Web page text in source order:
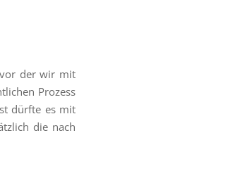
vor der wir mit
Prozess
dürfte es mit
die nach